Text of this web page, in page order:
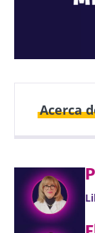
Acerca
Autores